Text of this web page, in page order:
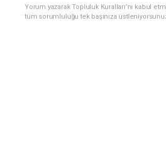
Yorum yazarak Topluluk Kuralları’nı kabul
tüm sorumluluğu tek başınıza